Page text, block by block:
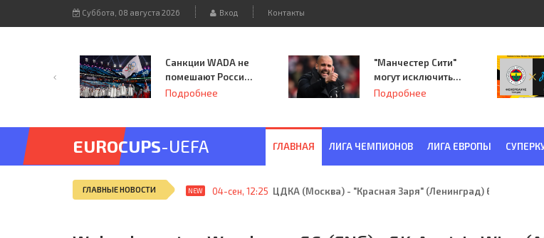
Суббота, 08 августа 2026 Вход Контакты
Санкции WADA не
помешают России
принять
Подробнее
"Манчестер Сити"
могут исключить
из Лиги
Подробнее
EUROCUPS-UEFA ГЛАВНАЯ ЛИГА ЧЕМПИОНОВ ЛИГА ЕВРОПЫ
ГЛАВНЫЕ НОВОСТИ NEW 04-сен, 12:25 ЦДКА (Москва) - "Красная Заря" (Ленинград) 6:2